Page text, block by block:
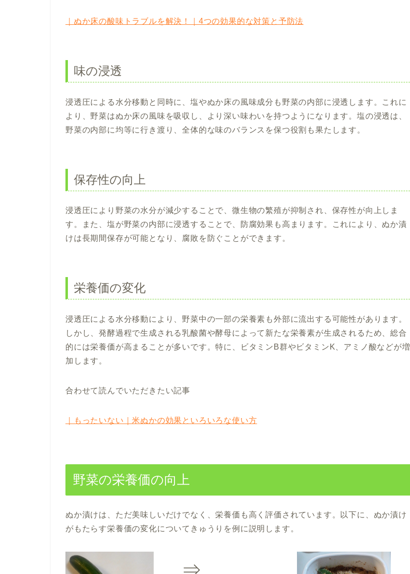
｜ぬか床の酸味トラブルを解決！｜4つの効果的な対策と予防法
味の浸透
浸透圧による水分移動と同時に、塩やぬか床の風味成分も野菜の内部に浸透します。これに
より、野菜はぬか床の風味を吸収し、より深い味わいを持つようになります。塩の浸透は、
野菜の内部に均等に行き渡り、全体的な味のバランスを保つ役割も果たします。
保存性の向上
浸透圧により野菜の水分が減少することで、微生物の繁殖が抑制され、保存性が向上しま
す。また、塩が野菜の内部に浸透することで、防腐効果も高まります。これにより、ぬか漬
けは長期間保存が可能となり、腐敗を防ぐことができます。
栄養価の変化
浸透圧による水分移動により、野菜中の一部の栄養素も外部に流出する可能性があります。
しかし、発酵過程で生成される乳酸菌や酵母によって新たな栄養素が生成されるため、総合
的には栄養価が高まることが多いです。特に、ビタミンB群やビタミンK、アミノ酸などが増
加します。
合わせて読んでいただきたい記事
｜もったいない｜米ぬかの効果といろいろな使い方
野菜の栄養価の向上
ぬか漬けは、ただ美味しいだけでなく、栄養価も高く評価されています。以下に、ぬか漬け
がもたらす栄養価の変化についてきゅうりを例に説明します。